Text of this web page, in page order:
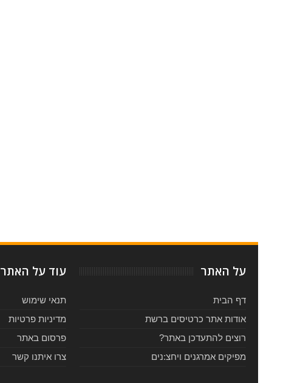
על האתר
דף הבית
אודות אתר כרטיסים ברשת
רוצים להתעדכן באתר?
מפיקים אמרגנים ויחצ:נים
עוד על האתר
תנאי שימוש
מדיניות פרטיות
פרסום באתר
צרו איתנו קשר